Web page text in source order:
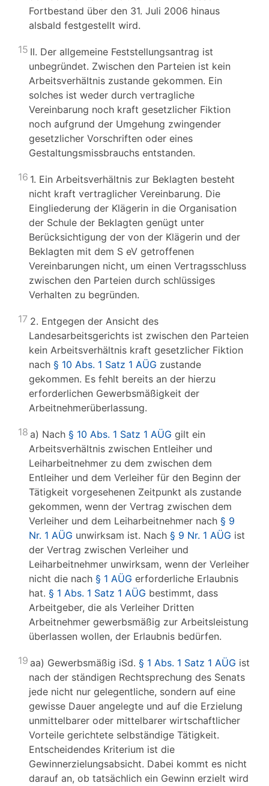
Fortbestand über den 31. Juli 2006 hinaus
alsbald festgestellt wird.
15 II. Der allgemeine Feststellungsantrag ist
unbegründet. Zwischen den Parteien ist kein
Arbeitsverhältnis zustande gekommen. Ein
solches ist weder durch vertragliche
Vereinbarung noch kraft gesetzlicher Fiktion
noch aufgrund der Umgehung zwingender
gesetzlicher Vorschriften oder eines
Gestaltungsmissbrauchs entstanden.
16 1. Ein Arbeitsverhältnis zur Beklagten besteht
nicht kraft vertraglicher Vereinbarung. Die
Eingliederung der Klägerin in die Organisation
der Schule der Beklagten genügt unter
Berücksichtigung der von der Klägerin und der
Beklagten mit dem S eV getroffenen
Vereinbarungen nicht, um einen Vertragsschluss
zwischen den Parteien durch schlüssiges
Verhalten zu begründen.
17 2. Entgegen der Ansicht des
Landesarbeitsgerichts ist zwischen den Parteien
kein Arbeitsverhältnis kraft gesetzlicher Fiktion
nach § 10 Abs. 1 Satz 1 AÜG zustande
gekommen. Es fehlt bereits an der hierzu
erforderlichen Gewerbsmäßigkeit der
Arbeitnehmerüberlassung.
18 a) Nach § 10 Abs. 1 Satz 1 AÜG gilt ein
Arbeitsverhältnis zwischen Entleiher und
Leiharbeitnehmer zu dem zwischen dem
Entleiher und dem Verleiher für den Beginn der
Tätigkeit vorgesehenen Zeitpunkt als zustande
gekommen, wenn der Vertrag zwischen dem
Verleiher und dem Leiharbeitnehmer nach § 9
Nr. 1 AÜG unwirksam ist. Nach § 9 Nr. 1 AÜG ist
der Vertrag zwischen Verleiher und
Leiharbeitnehmer unwirksam, wenn der Verleiher
nicht die nach § 1 AÜG erforderliche Erlaubnis
hat. § 1 Abs. 1 Satz 1 AÜG bestimmt, dass
Arbeitgeber, die als Verleiher Dritten
Arbeitnehmer gewerbsmäßig zur Arbeitsleistung
überlassen wollen, der Erlaubnis bedürfen.
19 aa) Gewerbsmäßig iSd. § 1 Abs. 1 Satz 1 AÜG ist
nach der ständigen Rechtsprechung des Senats
jede nicht nur gelegentliche, sondern auf eine
gewisse Dauer angelegte und auf die Erzielung
unmittelbarer oder mittelbarer wirtschaftlicher
Vorteile gerichtete selbständige Tätigkeit.
Entscheidendes Kriterium ist die
Gewinnerzielungsabsicht. Dabei kommt es nicht
darauf an, ob tatsächlich ein Gewinn erzielt wird